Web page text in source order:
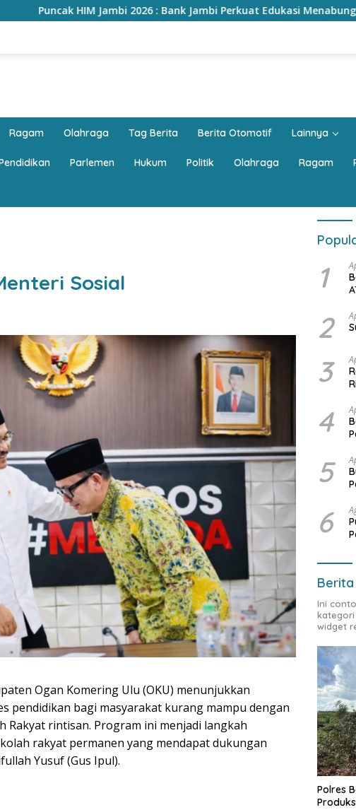
2026 : Bank Jambi Perkuat Edukasi Menabung, Dorong Pelajar
Ragam Olahraga Tag Berita Berita Otomotif Lainnya
Parlemen Hukum Politik Olahraga Ragam
Sosial
Ogan Komering Ulu (OKU) menunjukkan
pendidikan bagi masyarakat kurang mampu dengan
Rakyat rintisan. Program ini menjadi langkah
rakyat permanen yang mendapat dukungan
Yusuf (Gus Ipul).
1
2
3
4
5
6
Ini
kategori
widget
Polres